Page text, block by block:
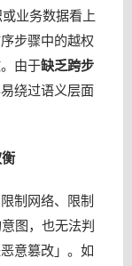
业务数据看上
步骤中的越权
由于缺乏跨步
绕过语义层面
制网络、限制
图，也无法判
意篡改」。如